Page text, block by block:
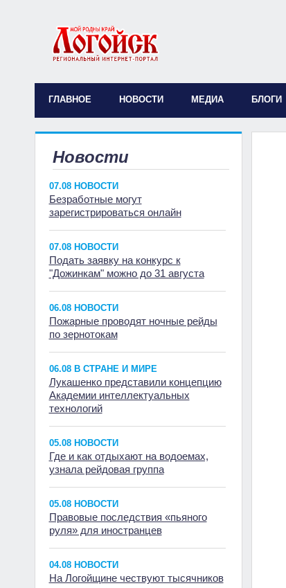
ГЛАВНОЕ НОВОСТИ МЕДИА БЛОГИ
Новости
07.08 НОВОСТИ
Безработные могут
зарегистрироваться онлайн
07.08 НОВОСТИ
Подать заявку на конкурс к
"Дожинкам" можно до 31 августа
06.08 НОВОСТИ
Пожарные проводят ночные рейды
по зернотокам
06.08 В СТРАНЕ И МИРЕ
Лукашенко представили концепцию
Академии интеллектуальных
технологий
05.08 НОВОСТИ
Где и как отдыхают на водоемах,
узнала рейдовая группа
05.08 НОВОСТИ
Правовые последствия «пьяного
руля» для иностранцев
04.08 НОВОСТИ
На Логойщине чествуют тысячников